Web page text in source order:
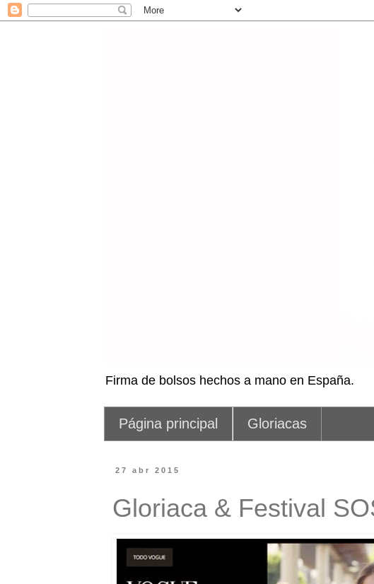
Firma de bolsos hechos a mano en España.
Página principal Gloriacas
27 abr 2015
Gloriaca & Festival